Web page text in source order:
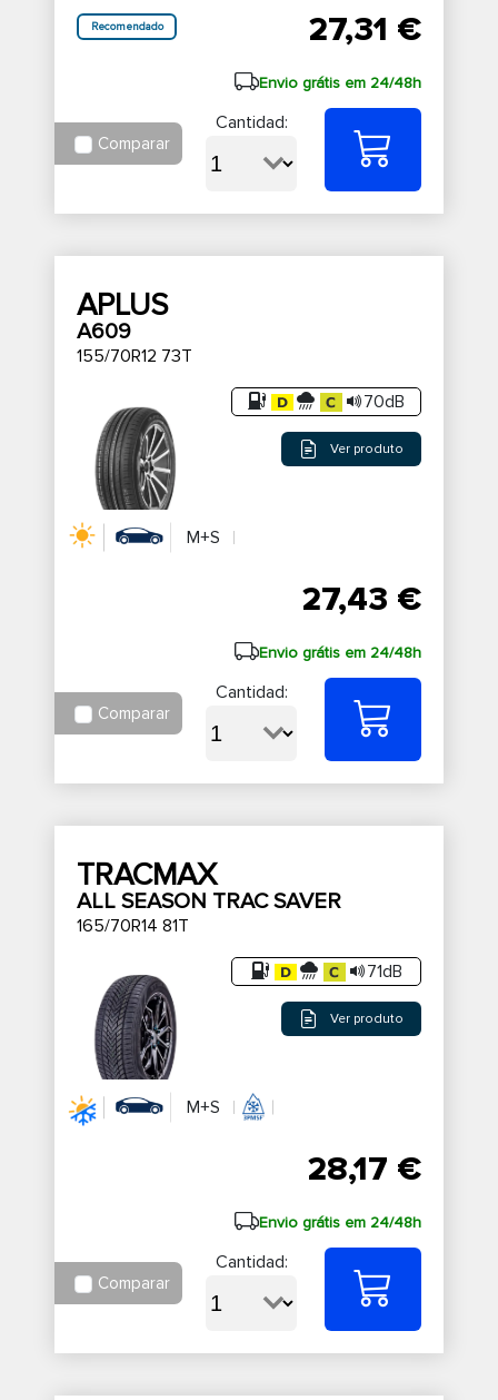
Recomendado 27,31 €
Envio grátis em 24/48h
Comparar
Cantidad:
APLUS
A609
155/70R12 73T
70dB
Ver produto
M+S
27,43 €
Envio grátis em 24/48h
Comparar
Cantidad:
TRACMAX
ALL SEASON TRAC SAVER
165/70R14 81T
71dB
Ver produto
M+S
28,17 €
Envio grátis em 24/48h
Comparar
Cantidad: